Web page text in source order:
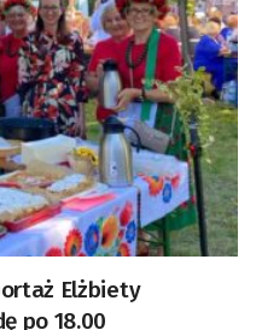
Elżbiety
po 18.00